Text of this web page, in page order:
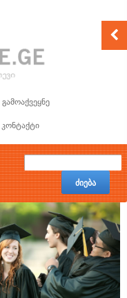
გამოაქვეყნე
კონტაქტი
ძიება